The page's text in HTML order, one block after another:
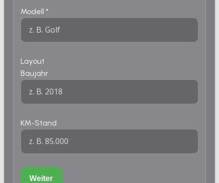
Modell *
Layout
Baujahr
KM-Stand
Weiter